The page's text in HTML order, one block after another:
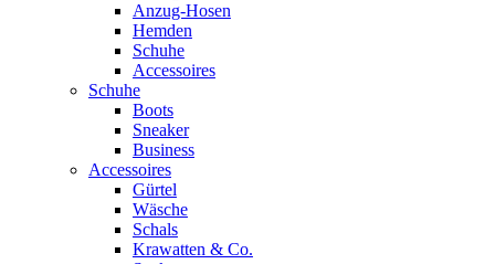
Anzug-Hosen
Hemden
Schuhe
Accessoires
Schuhe
Boots
Sneaker
Business
Accessoires
Gürtel
Wäsche
Schals
Krawatten & Co.